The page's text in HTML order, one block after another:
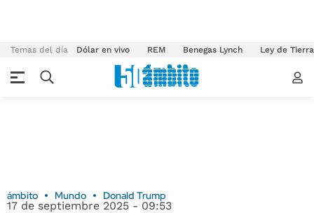
Temas del día Dólar en vivo REM Benegas Lynch Ley de
ámbito Mundo Donald Trump
17 de septiembre 2025 - 09:53